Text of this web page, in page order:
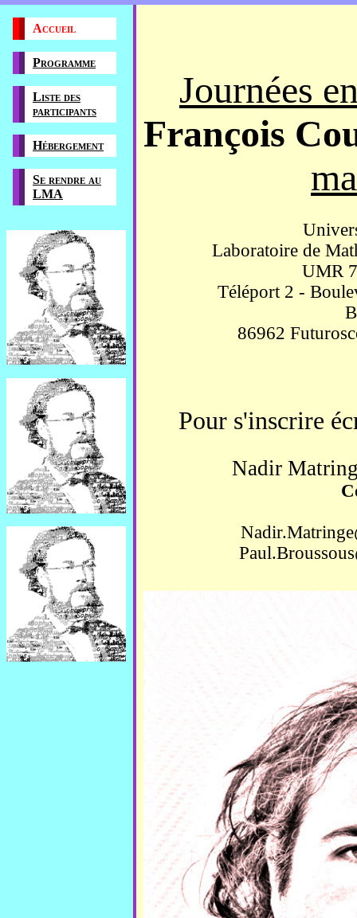
Accueil
Programme
Liste des
participants
Hébergement
Se rendre au
LMA
Journées
François
Laboratoire de
UMR
Téléport 2 -
86962
Pour s'inscrire
Nadir